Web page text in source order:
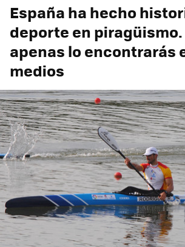
España ha hecho
deporte en
apenas lo encontrarás
medios